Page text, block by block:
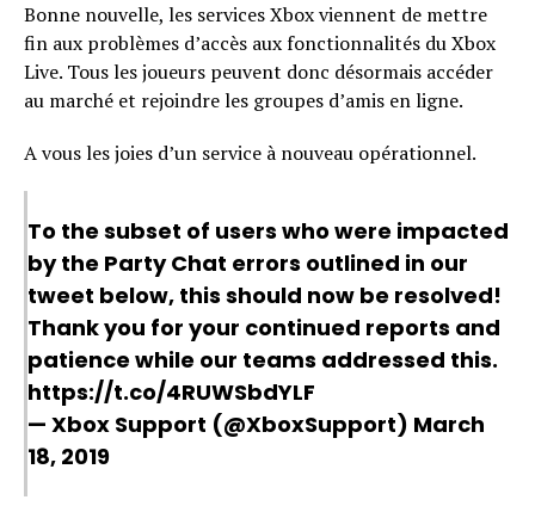
Bonne nouvelle, les services Xbox viennent de mettre
fin aux problèmes d’accès aux fonctionnalités du Xbox
Live. Tous les joueurs peuvent donc désormais accéder
au marché et rejoindre les groupes d’amis en ligne.
A vous les joies d’un service à nouveau opérationnel.
To the subset of users who were impacted
by the Party Chat errors outlined in our
tweet below, this should now be resolved!
Thank you for your continued reports and
patience while our teams addressed this.
https://t.co/4RUWSbdYLF
— Xbox Support (@XboxSupport) March
18, 2019
Reddit
Whatsapp
Email